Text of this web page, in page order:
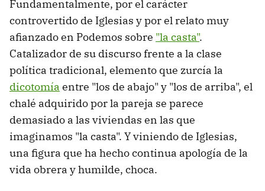
Fundamentalmente, por el carácter
controvertido de Iglesias y por el relato muy
afianzado en Podemos sobre "la casta".
Catalizador de su discurso frente a la clase
política tradicional, elemento que zurcía la
dicotomía entre "los de abajo" y "los de arriba", el
chalé adquirido por la pareja se parece
demasiado a las viviendas en las que
imaginamos "la casta". Y viniendo de Iglesias,
una figura que ha hecho continua apología de la
vida obrera y humilde, choca.